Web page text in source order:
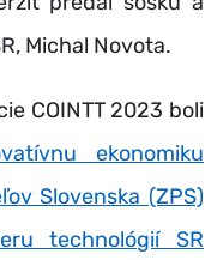
Michal Novota.
COINTT 2023 boli
ekonomiku
Slovenska (ZPS)
technológií SR